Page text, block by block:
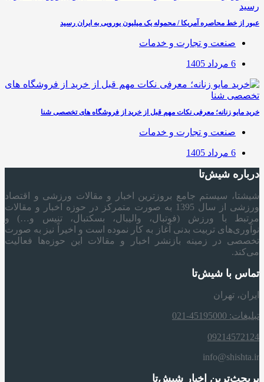
عبور از خط محاصره آمریکا / محموله یک میلیون یورویی به ایران رسید
صنعت و تجارت و خدمات
6 مرداد 1405
خرید مایو زنانه؛ معرفی نکات مهم قبل از خرید از فروشگاه های تخصصی شنا
صنعت و تجارت و خدمات
6 مرداد 1405
درباره شیش‌تا
شیشتا، سیستم جامع بروزترین اخبار و مقالات ورزشی و اقتصاد
ورزشی از سال 1395 به صورت متمرکز در حوزه اخبار و مقالات
مرتبط با ورزش (فوتبال، والیبال، بسکتبال، تنیس و…) و
نوآوری‌های تربیت بدنی آغاز به کار نموده است و اخیراً نیز به صورت
تخصصی در زمینه بازنشر اخبار و مقالات این حوزه‌ها فعالیت
می‌کند.
تماس با شیش‌تا
ایران، تهران
تبلیغات: 45195000-021
09214572124
info@shishta.ir
پربحث‌ترین اخبار شیش‌تا